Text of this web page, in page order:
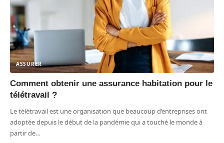
ASSURER
Comment obtenir une assurance habitation pour le
télétravail ?
Le télétravail est une organisation que beaucoup d’entreprises ont
adoptée depuis le début de la pandémie qui a touché le monde à
partir de…